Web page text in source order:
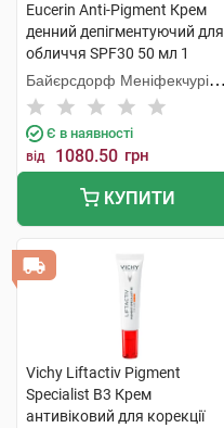
Eucerin Anti-Pigment Крем
денний депігментуючий для
обличчя SPF30 50 мл 1
флакон
Байєрсдорф Меніфекчурінг
Познань
Є в наявності
від 1080.50 грн
КУПИТИ
Vichy Liftactiv Pigment
Specialist B3 Крем
антивіковий для корекції